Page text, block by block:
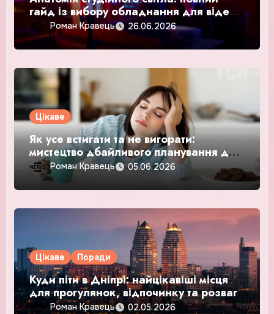
гайд із вибору обладнання для відео
та фотоРоман Кравець 26.06.2026
Цікаве
Як усе встигати та не вигорати:
мистецтво дбайливого планування для
сучасних мам
Роман Кравець 05.06.2026
Цікаве Поради
Куди піти в Дніпрі: найцікавіші місця
для прогулянок, відпочинку та розваг
Роман Кравець 02.05.2026